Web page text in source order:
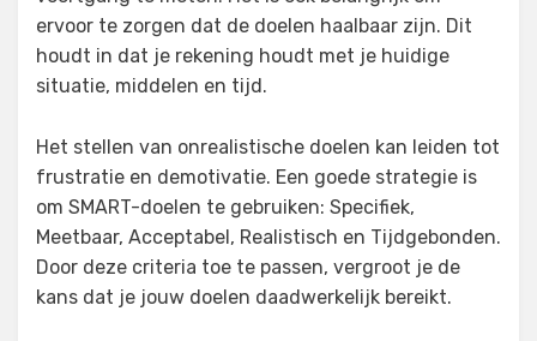
ervoor te zorgen dat de doelen haalbaar zijn. Dit
houdt in dat je rekening houdt met je huidige
situatie, middelen en tijd.
Het stellen van onrealistische doelen kan leiden tot
frustratie en demotivatie. Een goede strategie is
om SMART-doelen te gebruiken: Specifiek,
Meetbaar, Acceptabel, Realistisch en Tijdgebonden.
Door deze criteria toe te passen, vergroot je de
kans dat je jouw doelen daadwerkelijk bereikt.